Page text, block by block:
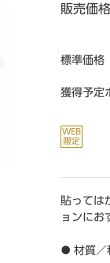
販売価格
標準価格
獲得予定
貼っては
ョンにお
● 材質／